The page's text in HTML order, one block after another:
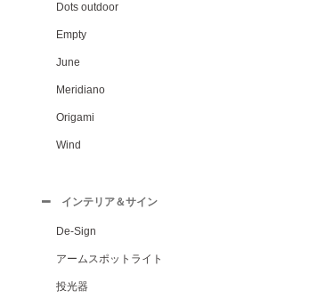
Dots outdoor
Empty
June
Meridiano
Origami
Wind
インテリア＆サイン
De-Sign
アームスポットライト
投光器